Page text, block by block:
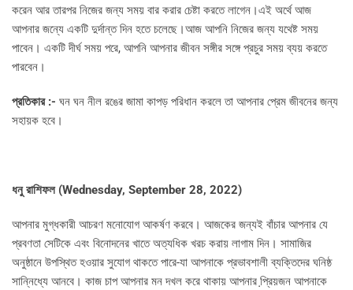
করেন আর তারপর নিজের জন্য সময় বার করার চেষ্টা করতে লাগেন।এই অর্থে আজ
আপনার জন্যে একটি দুর্দান্ত দিন হতে চলেছে।আজ আপনি নিজের জন্য যথেষ্ট সময়
পাবেন। একটি দীর্ঘ সময় পরে, আপনি আপনার জীবন সঙ্গীর সঙ্গে প্রচুর সময় ব্যয় করতে
পারবেন।
প্রতিকার :- ঘন ঘন নীল রঙের জামা কাপড় পরিধান করলে তা আপনার প্রেম জীবনের জন্য
সহায়ক হবে।
ধনু রাশিফল (Wednesday, September 28, 2022)
আপনার মুগ্ধকারী আচরণ মনোযোগ আকর্ষণ করবে। আজকের জন্যই বাঁচার আপনার যে
প্রবণতা সেটিকে এবং বিনোদনের খাতে অত্যধিক খরচ করায় লাগাম দিন। সামাজির
অনুষ্ঠানে উপস্থিত হওয়ার সুযোগ থাকতে পারে-যা আপনাকে প্রভাবশালী ব্যক্তিদের ঘনিষ্ঠ
সান্নিধ্যে আনবে। কাজ চাপ আপনার মন দখল করে থাকায় আপনার প্রি়য়জন আপনাকে